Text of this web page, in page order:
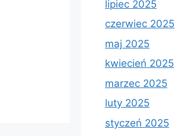
lipiec 2025
czerwiec 2025
maj 2025
kwiecień 2025
marzec 2025
luty 2025
styczeń 2025